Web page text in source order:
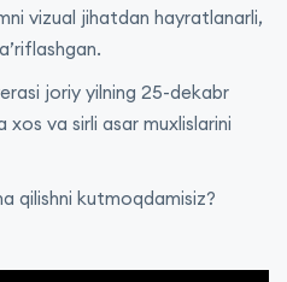
vizual jihatdan hayratlanarli,
joriy yilning 25-dekabr
xos va sirli asar muxlislarini
qilishni kutmoqdamisiz?